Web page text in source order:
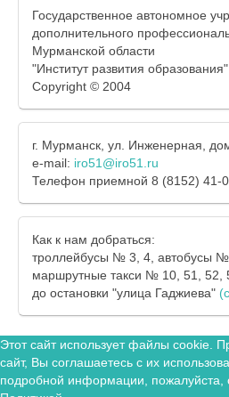
Государственное автономное
дополнительного
Мурманской области
"Институт развития образования"
Copyright © 2004
г. Мурманск, ул. Инженерная,
e-mail: iro51@iro51.ru
Телефон приемной 8 (8152) 41-
Как к нам добраться:
троллейбусы № 3, 4, автобусы
маршрутные такси № 10, 51, 52,
до остановки "улица Гаджиева"
Этот сайт использует файлы cookie.
сайт, Вы соглашаетесь с их
подробной информации, пожалуйста,